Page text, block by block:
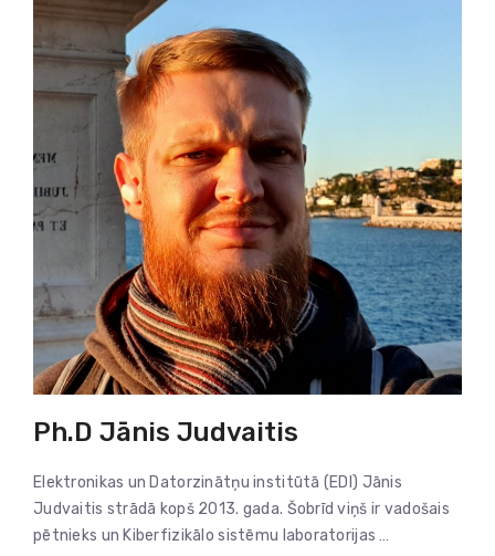
Ph.D Jānis Judvaitis
Elektronikas un Datorzinātņu institūtā (EDI) Jānis
Judvaitis strādā kopš 2013. gada. Šobrīd viņš ir vadošais
pētnieks un Kiberfizikālo sistēmu laboratorijas …